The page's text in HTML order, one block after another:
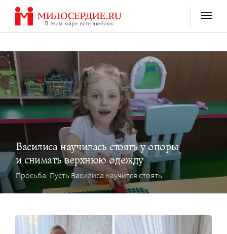
Перейти
содержанию
Василиса научилась стоять у опоры
и снимать верхнюю одежду
Просьба: Пусть Василиса научится стоять